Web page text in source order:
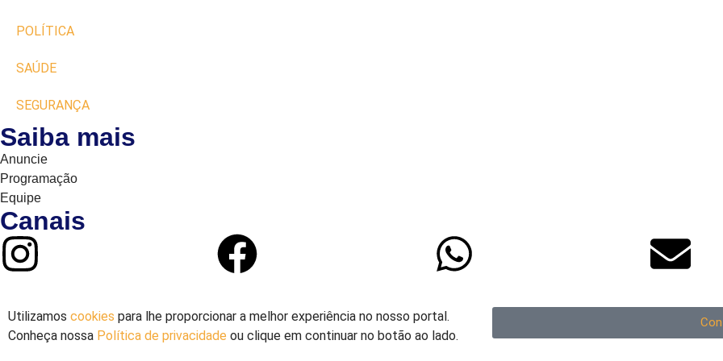
POLÍTICA
SAÚDE
SEGURANÇA
Saiba mais
Anuncie
Programação
Equipe
Canais
Utilizamos cookies para lhe proporcionar a melhor experiência no nosso portal.
Conheça nossa Política de privacidade ou clique em continuar no botão ao lado.